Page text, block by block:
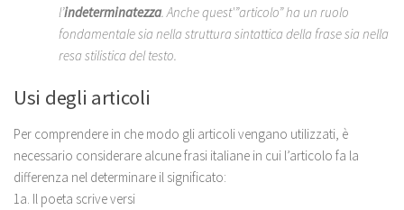
l’indeterminatezza . Anche quest'”articolo” ha un ruolo
fondamentale sia nella struttura sintattica della frase sia nella
resa stilistica del testo.
Usi degli articoli
Per comprendere in che modo gli articoli vengano utilizzati, è
necessario considerare alcune frasi italiane in cui l’articolo fa la
differenza nel determinare il significato:
1a. Il poeta scrive versi